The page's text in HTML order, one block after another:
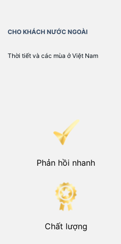
CHO KHÁCH NƯỚC NGOÀI
Thời tiết và các mùa ở Việt Nam
Phản hồi nhanh
Chất lượng